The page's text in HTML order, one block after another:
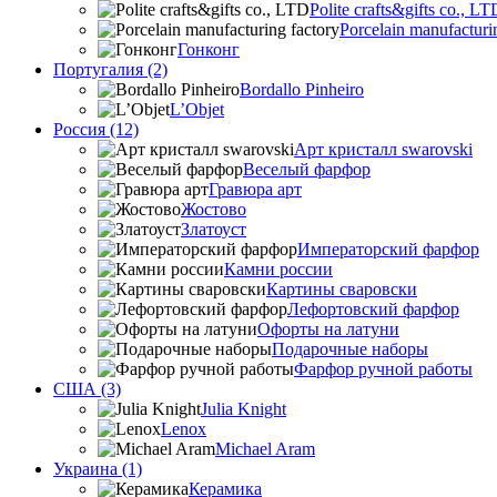
Polite crafts&gifts co.,
Porcelain
Гонконг
Португалия (2)
Bordallo Pinheiro
L’Objet
Россия (12)
Арт кристалл swarovski
Веселый фарфор
Гравюра арт
Жостово
Златоуст
Императорский фарфор
Камни россии
Картины сваровски
Лефортовский фарфор
Офорты на латуни
Подарочные наборы
Фарфор ручной работы
США (3)
Julia Knight
Lenox
Michael Aram
Украина (1)
Керамика